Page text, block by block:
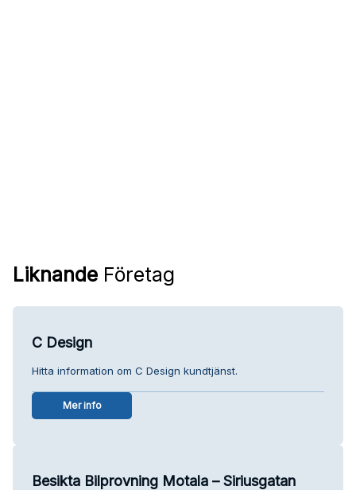
Liknande Företag
C Design
Hitta information om C Design kundtjänst.
Mer info
Besikta Bilprovning Motala – Siriusgatan